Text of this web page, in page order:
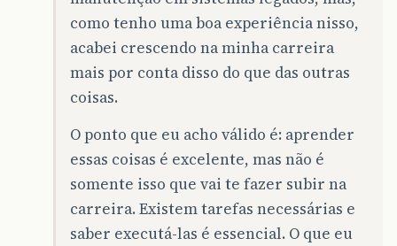
como tenho uma boa experiência nisso,
acabei crescendo na minha carreira
mais por conta disso do que das outras
coisas.
O ponto que eu acho válido é: aprender
essas coisas é excelente, mas não é
somente isso que vai te fazer subir na
carreira. Existem tarefas necessárias e
saber executá-las é essencial. O que eu